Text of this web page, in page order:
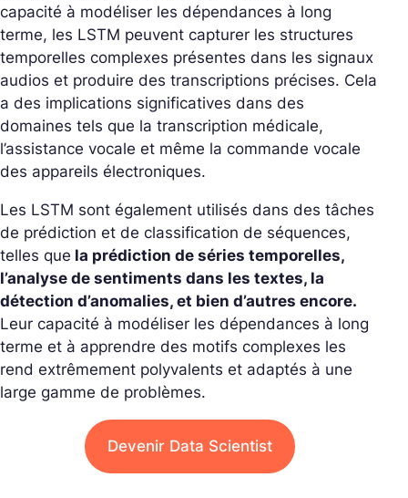
capacité à modéliser les dépendances à long
terme, les LSTM peuvent capturer les structures
temporelles complexes présentes dans les signaux
audios et produire des transcriptions précises. Cela
a des implications significatives dans des
domaines tels que la transcription médicale,
l’assistance vocale et même la commande vocale
des appareils électroniques.
Les LSTM sont également utilisés dans des tâches
de prédiction et de classification de séquences,
telles que la prédiction de séries temporelles,
l’analyse de sentiments dans les textes, la
détection d’anomalies, et bien d’autres encore.
Leur capacité à modéliser les dépendances à long
terme et à apprendre des motifs complexes les
rend extrêmement polyvalents et adaptés à une
large gamme de problèmes.
Devenir Data Scientist